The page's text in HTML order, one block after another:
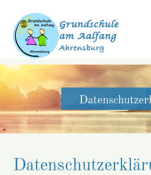
Suchbegriffe